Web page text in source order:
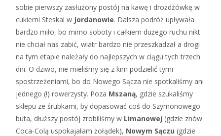
sobie pierwszy zasłużony postój na kawę i drożdżówkę w
cukierni Steskal w Jordanowie. Dalsza podróż upływała
bardzo miło, bo mimo soboty i całkiem dużego ruchu nikt
nie chciał nas zabić, wiatr bardzo nie przeszkadzał a drogi
na tym etapie należały do najlepszych w ciągu tych trzech
dni. O dziwo, nie mieliśmy się z kim podzielić tymi
spostrzeżeniami, bo do Nowego Sącza nie spotkaliśmy ani
jednego (!) rowerzysty. Poza Mszaną, gdzie szukaliśmy
sklepu ze śrubkami, by dopasować coś do Szymonowego
buta, dłuższy postój zrobiliśmy w Limanowej (gdzie znów
Coca-Colą uspokajałam żołądek), Nowym Sączu (gdzie